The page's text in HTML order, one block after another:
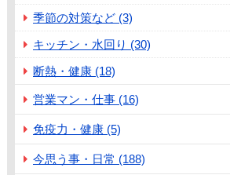
季節の対策など (3)
キッチン・水回り (30)
断熱・健康 (18)
営業マン・仕事 (16)
免疫力・健康 (5)
今思う事・日常 (188)